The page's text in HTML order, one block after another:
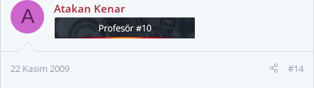
A Atakan Kenar
22 Kasım 2009 #14